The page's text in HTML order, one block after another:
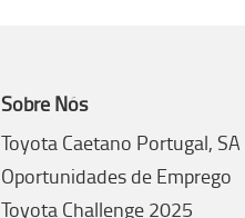
Sobre Nós
Toyota Caetano Portugal, SA
Oportunidades de Emprego
Toyota Challenge 2025